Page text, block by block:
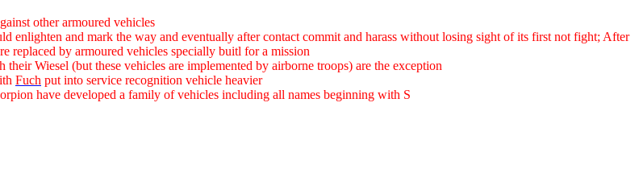
other armoured vehicles
enlighten and mark the way and eventually after contact commit and harass without losing sight of its first not fight; After
replaced by armoured vehicles specially buitl for a mission
Wiesel (but these vehicles are implemented by airborne troops) are the exception
Fuch put into service recognition vehicle heavier
have developed a family of vehicles including all names beginning with S